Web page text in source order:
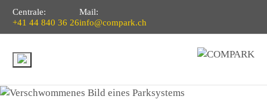
Centrale:
+41 44 840 36 26
Mail:
info@compark.ch